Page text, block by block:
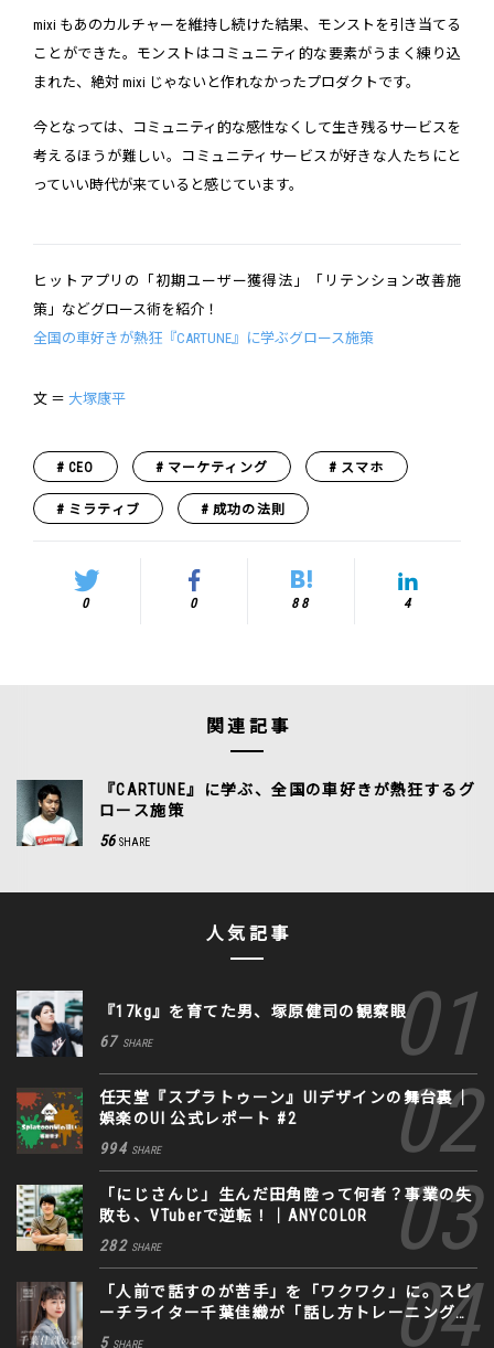
mixi もあのカルチャーを維持し続けた結果、モンストを引き当てる
ことができた。モンストはコミュニティ的な要素がうまく練り込
まれた、絶対 mixi じゃないと作れなかったプロダクトです。
今となっては、コミュニティ的な感性なくして生き残るサービスを
考えるほうが難しい。コミュニティサービスが好きな人たちにと
っていい時代が来ていると感じています。
ヒットアプリの「初期ユーザー獲得法」「リテンション改善施
策」などグロース術を紹介！
全国の車好きが熱狂『CARTUNE』に学ぶグロース施策
文 ＝ 大塚康平
CEO マーケティング スマホ
ミラティブ 成功の法則
0 0 88 4
関連記事
『CARTUNE』に学ぶ、全国の車好きが熱狂するグ
ロース施策
56 SHARE
人気記事
『17kg』を育てた男、塚原健司の観察眼
67 SHARE
任天堂『スプラトゥーン』UIデザインの舞台裏｜
娯楽のUI 公式レポート #2
994 SHARE
「にじさんじ」生んだ田角陸って何者？事業の失
敗も、VTuberで逆転！｜ANYCOLOR
282 SHARE
「人前で話すのが苦手」を「ワクワク」に。スピ
ーチライター千葉佳織が「話し方トレーニング」
に込めた思い
5 SHARE